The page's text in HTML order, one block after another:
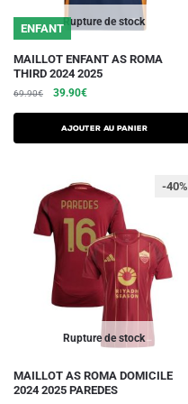
du
produit
Rupture de stock
ENFANT
MAILLOT ENFANT AS ROMA
THIRD 2024 2025
69.90€
Le
initial
était :
39.90€Le
actuel
est :
AJOUTER AU PANIER
Ce
produit
a
plusieurs
variations.
options
peuvent
être
choisies
Rupture de stock
-40%
MAILLOT AS ROMA DOMICILE
2024 2025 PAREDES
Ce
produit